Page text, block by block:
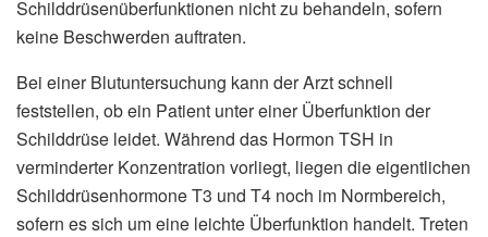
Schilddrüsenüberfunktionen nicht zu behandeln, sofern
keine Beschwerden auftraten.
Bei einer Blutuntersuchung kann der Arzt schnell
feststellen, ob ein Patient unter einer Überfunktion der
Schilddrüse leidet. Während das Hormon TSH in
verminderter Konzentration vorliegt, liegen die eigentlichen
Schilddrüsenhormone T3 und T4 noch im Normbereich,
sofern es sich um eine leichte Überfunktion handelt. Treten